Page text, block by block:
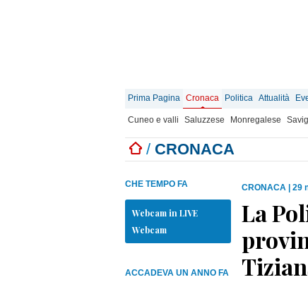
Prima Pagina Cronaca Politica Attualità
Cuneo e valli Saluzzese Monregalese
/ CRONACA
CHE TEMPO FA
Webcam in LIVE
Webcam
ACCADEVA UN ANNO FA
CRONACA 29
La